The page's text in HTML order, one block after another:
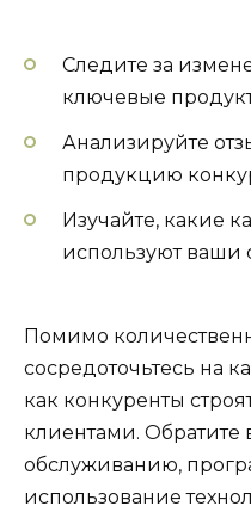
Следите за
ключевые
Анализируйте
продукцию
Изучайте, какие
используют ваши
Помимо
сосредоточьтесь на
как конкуренты
клиентами.
обслуживанию,
использование